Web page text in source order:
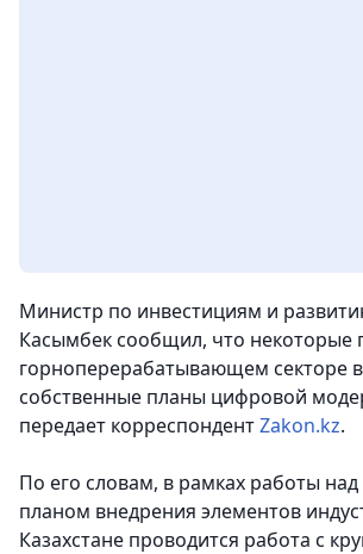
Министр по инвестициям и
Касымбек сообщил, что некоторые
горноперерабатывающем секторе
собственные планы цифровой
передает корреспондентZakon.kz.
По его словам, в рамках работы
планом внедрения элементов
Казахстане проводится работа с